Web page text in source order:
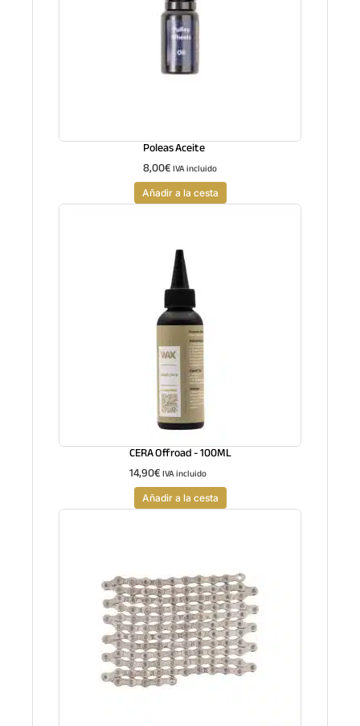
Poleas Aceite
8,00€IVA incluido
Añadir a la cesta
CERA Offroad - 100ML
14,90€IVA incluido
Añadir a la cesta